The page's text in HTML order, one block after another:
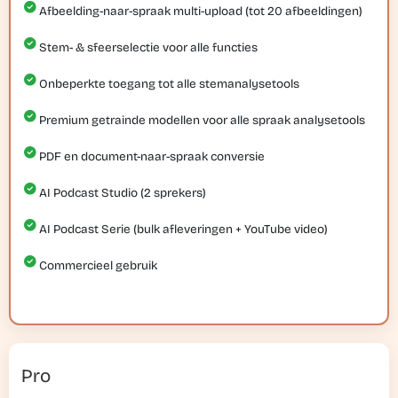
Afbeelding-naar-spraak multi-upload (tot 20 afbeeldingen)
Stem- & sfeerselectie voor alle functies
Onbeperkte toegang tot alle stemanalysetools
Premium getrainde modellen voor alle spraak analysetools
PDF en document-naar-spraak conversie
AI Podcast Studio (2 sprekers)
AI Podcast Serie (bulk afleveringen + YouTube video)
Commercieel gebruik
Pro